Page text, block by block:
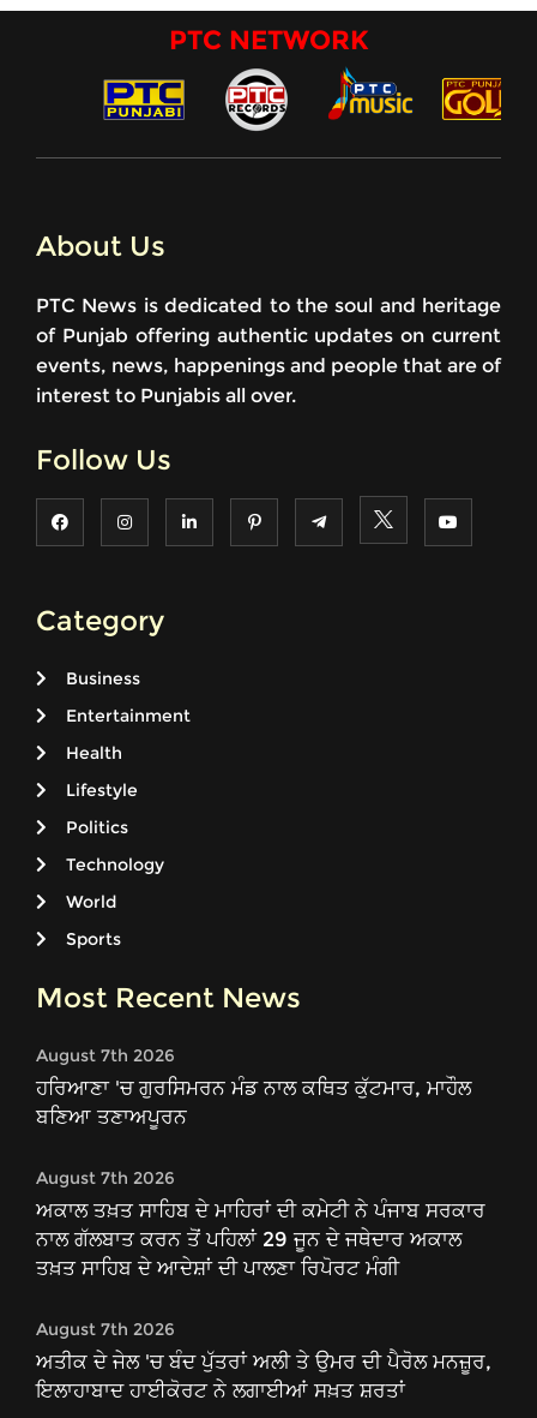
PTC NETWORK
About Us
PTC News is dedicated to the soul and heritage
of Punjab offering authentic updates on current
events, news, happenings and people that are of
interest to Punjabis all over.
Follow Us
Category
Business
Entertainment
Health
Lifestyle
Politics
Technology
World
Sports
Most Recent News
August 7th 2026
ਹਰਿਆਣਾ 'ਚ ਗੁਰਸਿਮਰਨ ਮੰਡ ਨਾਲ ਕਥਿਤ ਕੁੱਟਮਾਰ, ਮਾਹੌਲ
ਬਣਿਆ ਤਣਾਅਪੂਰਨ
August 7th 2026
ਅਕਾਲ ਤਖ਼ਤ ਸਾਹਿਬ ਦੇ ਮਾਹਿਰਾਂ ਦੀ ਕਮੇਟੀ ਨੇ ਪੰਜਾਬ ਸਰਕਾਰ
ਨਾਲ ਗੱਲਬਾਤ ਕਰਨ ਤੋਂ ਪਹਿਲਾਂ 29 ਜੂਨ ਦੇ ਜਥੇਦਾਰ ਅਕਾਲ
ਤਖ਼ਤ ਸਾਹਿਬ ਦੇ ਆਦੇਸ਼ਾਂ ਦੀ ਪਾਲਣਾ ਰਿਪੋਰਟ ਮੰਗੀ
August 7th 2026
ਅਤੀਕ ਦੇ ਜੇਲ 'ਚ ਬੰਦ ਪੁੱਤਰਾਂ ਅਲੀ ਤੇ ਉਮਰ ਦੀ ਪੈਰੋਲ ਮਨਜ਼ੂਰ,
ਇਲਾਹਾਬਾਦ ਹਾਈਕੋਰਟ ਨੇ ਲਗਾਈਆਂ ਸਖ਼ਤ ਸ਼ਰਤਾਂ